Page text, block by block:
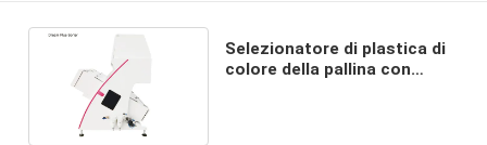
Selezionatore di plastica di
colore della pallina con